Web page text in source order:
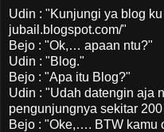
Udin : "Kunjungi ya blog
jubail.blogspot.com/"
Bejo : "Ok,… apaan ntu?"
Udin : "Blog."
Bejo : "Apa itu Blog?"
Udin : "Udah datengin aja
pengunjungnya sekitar
Bejo : "Oke,…. BTW kamu